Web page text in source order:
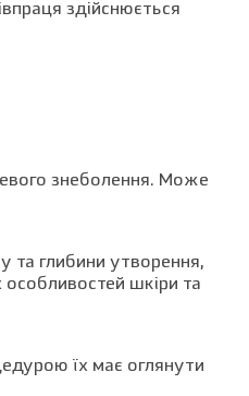
здійснюється
знеболення. Може
та глибини утворення,
особливостей шкіри та
їх має оглянути